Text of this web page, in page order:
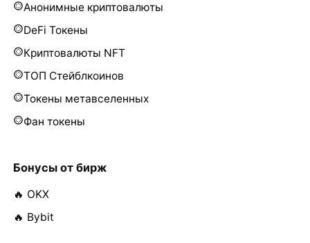
Анонимные криптовалюты
DeFi Токены
Криптовалюты NFT
ТОП Стейблкоинов
Токены метавселенных
Фан токены
Бонусы от бирж
🔥 OKX
🔥 Bybit